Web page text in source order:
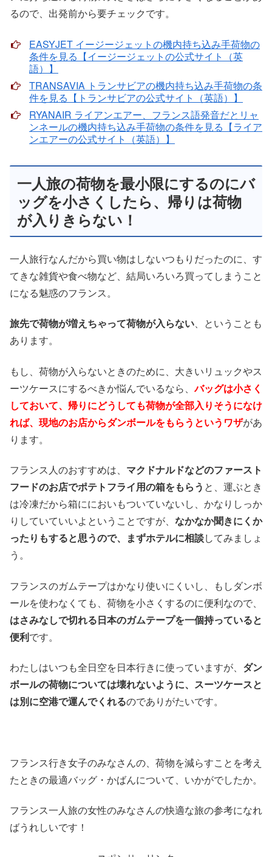
るので、出発前から要チェックです。
EASYJET イージージェットの機内持ち込み手荷物の
条件を見る【イージージェットの公式サイト（英
語）】
TRANSAVIA トランサビアの機内持ち込み手荷物の条
件を見る【トランサビアの公式サイト（英語）】
RYANAIR ライアンエアー、フランス語発音だとリャ
ンネールの機内持ち込み手荷物の条件を見る【ライア
ンエアーの公式サイト（英語）】
一人旅の荷物を最小限にするのにバ
ッグを小さくしたら、帰りは荷物
が入りきらない！
一人旅行なんだから買い物はしないつもりだったのに、す
てきな雑貨や食べ物など、結局いろいろ買ってしまうこと
になる魅惑のフランス。
旅先で荷物が増えちゃって荷物が入らない、ということも
あります。
もし、荷物が入らないときのために、大きいリュックやス
ーツケースにするべきか悩んでいるなら、バッグは小さく
しておいて、帰りにどうしても荷物が全部入りそうになけ
れば、現地のお店からダンボールをもらうというワザがあ
ります。
フランス人のおすすめは、 マクドナルドなどのファースト
フードのお店でポテトフライ用の箱をもらう と、運ぶとき
は冷凍だから箱ににおいもついていないし、かなりしっか
りしていていいよということですが、 なかなか聞きにくか
ったりもすると思うので、まずホテルに相談してみましょ
う。
フランスのガムテープはかなり使いにくいし、もしダンボ
ールを使わなくても、荷物を小さくするのに便利なので、
はさみなしで切れる日本のガムテープを一個持っていると
便利です。
わたしはいつも全日空を日本行きに使っていますが、 ダン
ボールの荷物については壊れないように、スーツケースと
は別に空港で運んでくれるのでありがたいです。
フランス行き女子のみなさんの、荷物を減らすことを考え
たときの最適バッグ・かばんについて、いかがでしたか。
フランス一人旅の女性のみなさんの快適な旅の参考になれ
ばうれしいです！